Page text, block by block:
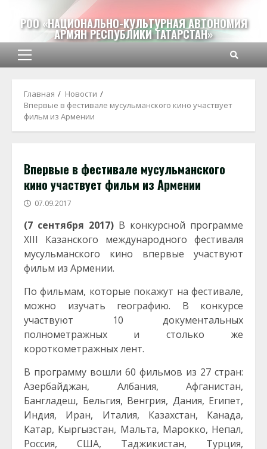
содержимому
РОО «НАЦИОНАЛЬНО-КУЛЬТУРНАЯ АВТОНОМИЯ
АРМЯН РЕСПУБЛИКИ ТАТАРСТАН»
Основное
Главная
Новости
Впервые в фестивале мусульманского кино участвует
фильм из Армении
Впервые в фестивале мусульманского
кино участвует фильм из Армении
07.09.2017
(7 сентября 2017) В конкурсной программе
XIII Казанского международного фестиваля
мусульманского кино впервые участвуют
фильм из Армении.
По фильмам, которые покажут на фестивале,
можно изучать географию. В конкурсе
участвуют 10 документальных
полнометражных и столько же
короткометражных лент.
В программу вошли 60 фильмов из 27 стран:
Азербайджан, Албания, Афганистан,
Бангладеш, Бельгия, Венгрия, Дания, Египет,
Индия, Иран, Италия, Казахстан, Канада,
Катар, Кыргызстан, Мальта, Марокко, Непал,
Россия, США, Таджикистан, Турция,